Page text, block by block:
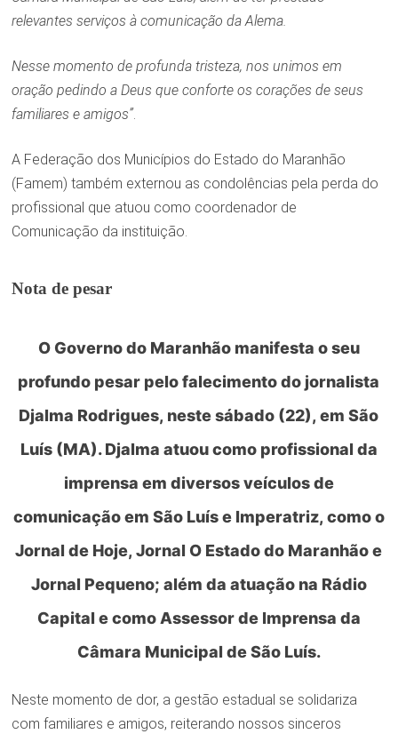
relevantes serviços à comunicação da Alema.
Nesse momento de profunda tristeza, nos unimos em
oração pedindo a Deus que conforte os corações de seus
familiares e amigos”.
A Federação dos Municípios do Estado do Maranhão
(Famem) também externou as condolências pela perda do
profissional que atuou como coordenador de
Comunicação da instituição.
Nota de pesar
O Governo do Maranhão manifesta o seu
profundo pesar pelo falecimento do jornalista
Djalma Rodrigues, neste sábado (22), em São
Luís (MA). Djalma atuou como profissional da
imprensa em diversos veículos de
comunicação em São Luís e Imperatriz, como o
Jornal de Hoje, Jornal O Estado do Maranhão e
Jornal Pequeno; além da atuação na Rádio
Capital e como Assessor de Imprensa da
Câmara Municipal de São Luís.
Neste momento de dor, a gestão estadual se solidariza
com familiares e amigos, reiterando nossos sinceros